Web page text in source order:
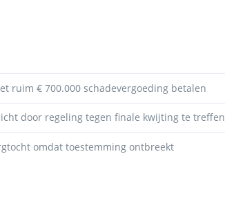
ruim € 700.000 schadevergoeding betalen
door regeling tegen finale kwijting te treffen
omdat toestemming ontbreekt